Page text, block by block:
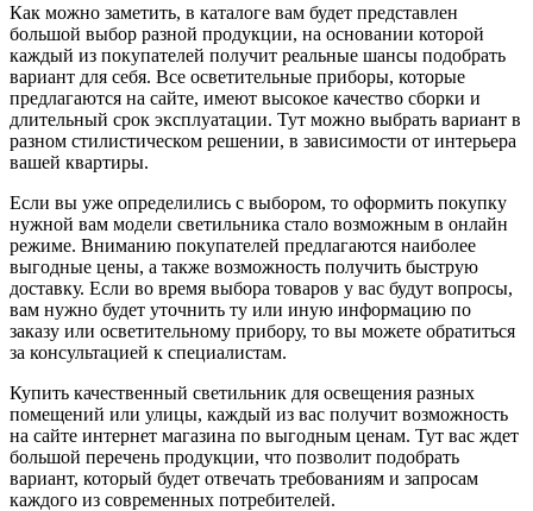
Как можно заметить, в каталоге вам будет представлен
большой выбор разной продукции, на основании которой
каждый из покупателей получит реальные шансы подобрать
вариант для себя. Все осветительные приборы, которые
предлагаются на сайте, имеют высокое качество сборки и
длительный срок эксплуатации. Тут можно выбрать вариант в
разном стилистическом решении, в зависимости от интерьера
вашей квартиры.
Если вы уже определились с выбором, то оформить покупку
нужной вам модели светильника стало возможным в онлайн
режиме. Вниманию покупателей предлагаются наиболее
выгодные цены, а также возможность получить быструю
доставку. Если во время выбора товаров у вас будут вопросы,
вам нужно будет уточнить ту или иную информацию по
заказу или осветительному прибору, то вы можете обратиться
за консультацией к специалистам.
Купить качественный светильник для освещения разных
помещений или улицы, каждый из вас получит возможность
на сайте интернет магазина по выгодным ценам. Тут вас ждет
большой перечень продукции, что позволит подобрать
вариант, который будет отвечать требованиям и запросам
каждого из современных потребителей.